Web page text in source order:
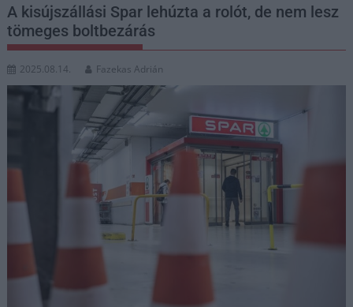
A kisújszállási Spar lehúzta a rolót, de nem lesz
tömeges boltbezárás
2025.08.14. Fazekas Adrián